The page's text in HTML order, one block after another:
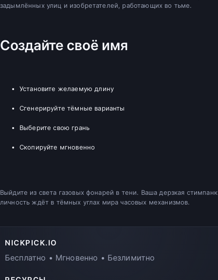
задымлённых улиц и изобретателей, работающих во тьме.
Создайте своё имя
Установите желаемую длину
Сгенерируйте тёмные варианты
Выберите свою грань
Скопируйте мгновенно
Выйдите из света газовых фонарей в тени. Ваша дерзкая стимпанк
личность ждёт в тёмных углах мира часовых механизмов.
NICKPICK.IO
Бесплатно • Мгновенно • Безлимитно